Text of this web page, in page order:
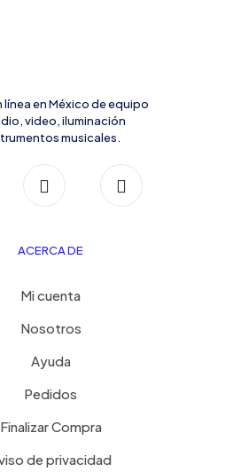
línea en México de equipo
video, iluminación
musicales.
ACERCA DE
Mi cuenta
Nosotros
Ayuda
Pedidos
Finalizar Compra
de privacidad